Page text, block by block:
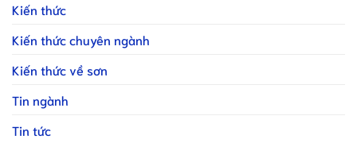
Kiến thức
Kiến thức chuyên ngành
Kiến thức về sơn
Tin ngành
Tin tức